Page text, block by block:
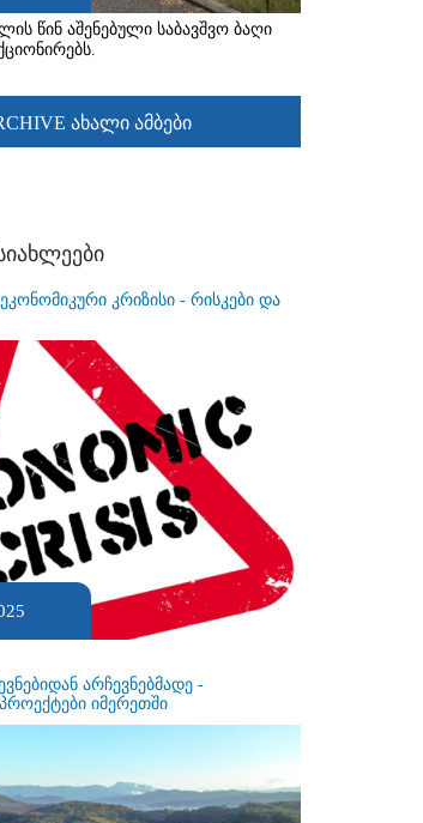
წინ აშენებული საბავშვო ბაღი
ახალი ამბები
კრიზისი - რისკები და
არჩევნებმადე -
იმერეთში